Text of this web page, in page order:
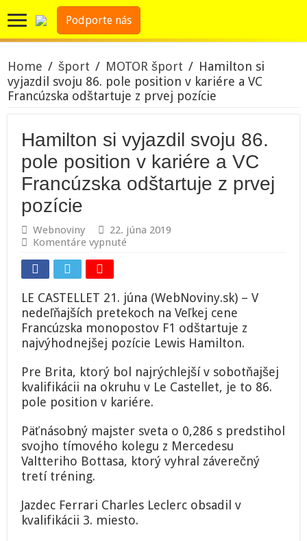
Podporte nás
Home / šport / MOTOR šport / Hamilton si
vyjazdil svoju 86. pole position v kariére a VC
Francúzska odštartuje z prvej pozície
Hamilton si vyjazdil svoju 86.
pole position v kariére a VC
Francúzska odštartuje z prvej
pozície
Webnoviny
22. júna 2019
Komentáre vypnuté
svoju
86.
pole
position
v
a
VC
Francúzska
odštartuje
prvej
pozície
LE CASTELLET 21. júna (WebNoviny.sk) – V
nedeľňajších pretekoch na Veľkej cene
Francúzska monopostov F1 odštartuje z
najvýhodnejšej pozície Lewis Hamilton.
Pre Brita, ktorý bol najrýchlejší v sobotňajšej
kvalifikácii na okruhu v Le Castellet, je to 86.
pole position v kariére.
Päťnásobný majster sveta o 0,286 s predstihol
svojho tímového kolegu z Mercedesu
Valtteriho Bottasa, ktorý vyhral záverečný
tretí tréning.
Jazdec Ferrari Charles Leclerc obsadil v
kvalifikácii 3. miesto.